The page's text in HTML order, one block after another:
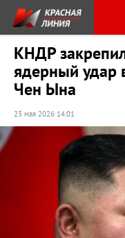
КНДР
ядерный удар
Чен Ына
23 мая 2026 14:01